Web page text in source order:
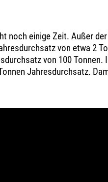
noch einige Zeit. Außer
von etwa 2
von 100
Jahresdurchsatz.